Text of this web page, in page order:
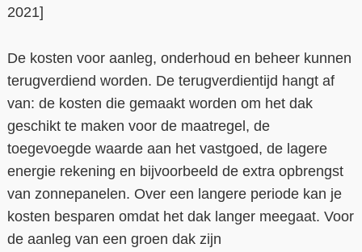
2021]
De kosten voor aanleg, onderhoud en beheer kunnen
terugverdiend worden. De terugverdientijd hangt af
van: de kosten die gemaakt worden om het dak
geschikt te maken voor de maatregel, de
toegevoegde waarde aan het vastgoed, de lagere
energie rekening en bijvoorbeeld de extra opbrengst
van zonnepanelen. Over een langere periode kan je
kosten besparen omdat het dak langer meegaat. Voor
de aanleg van een groen dak zijn